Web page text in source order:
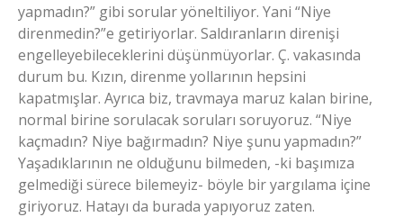
yapmadın?” gibi sorular yöneltiliyor. Yani “Niye
direnmedin?”e getiriyorlar. Saldıranların direnişi
engelleyebileceklerini düşünmüyorlar. Ç. vakasında
durum bu. Kızın, direnme yollarının hepsini
kapatmışlar. Ayrıca biz, travmaya maruz kalan birine,
normal birine sorulacak soruları soruyoruz. “Niye
kaçmadın? Niye bağırmadın? Niye şunu yapmadın?”
Yaşadıklarının ne olduğunu bilmeden, -ki başımıza
gelmediği sürece bilemeyiz- böyle bir yargılama içine
giriyoruz. Hatayı da burada yapıyoruz zaten.